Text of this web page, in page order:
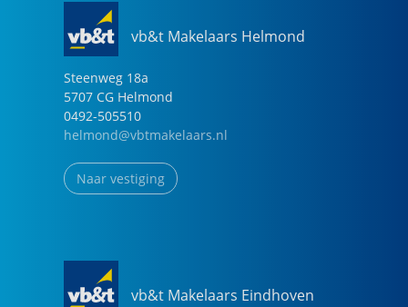
vb&t Makelaars Helmond
Steenweg 18a
5707 CG Helmond
0492-505510
helmond@vbtmakelaars.nl
Naar vestiging
vb&t Makelaars Eindhoven